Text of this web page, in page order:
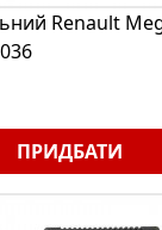
Renault
ПРИДБАТИ